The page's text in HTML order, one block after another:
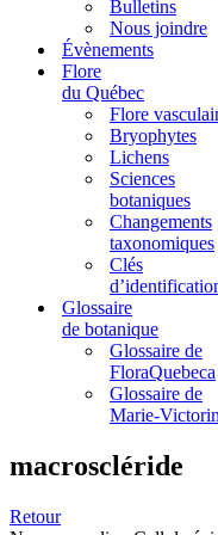
Bulletins
Nous joindre
Évènements
Flore
du Québec
Flore
Bryophytes
Lichens
Sciences
botaniques
Changements
taxonomiques
Clés
Glossaire
de botanique
Glossaire de
FloraQuebeca
Glossaire de
Marie-Victorin
macroscléride
Retour